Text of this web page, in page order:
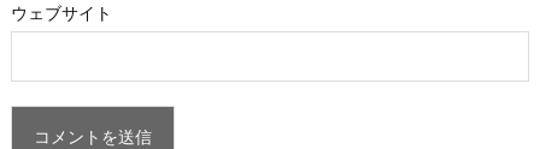
ウェブサイト